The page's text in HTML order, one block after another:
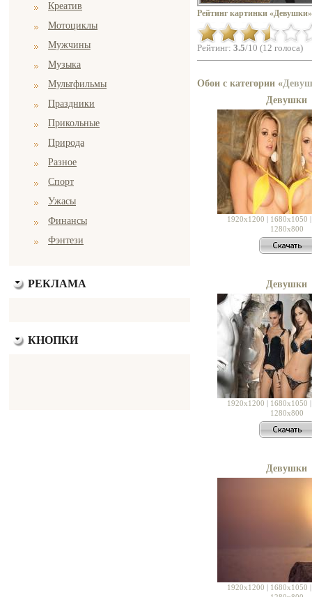
Креатив
Мотоциклы
Мужчины
Музыка
Мультфильмы
Праздники
Прикольные
Природа
Разное
Спорт
Ужасы
Финансы
Фэнтези
РЕКЛАМА
КНОПКИ
Рейтинг картинки
Рейтинг: 3.5/10 (12 голоса)
Обои с категории «
Девушки
1920x1200 | 1680x1050
1280x800
Девушки
1920x1200 | 1680x1050
1280x800
Девушки
1920x1200 | 1680x1050